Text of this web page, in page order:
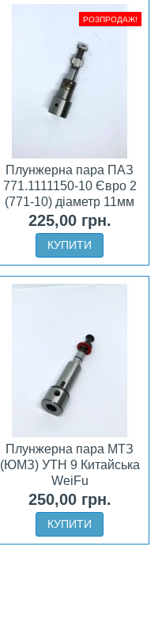
РОЗПРОДАЖ!
Плунжерна пара ПАЗ
771.1111150-10 Євро 2
(771-10) діаметр 11мм
225,00 грн.
КУПИТИ
Плунжерна пара МТЗ
(ЮМЗ) УТН 9 Китайська
WeiFu
250,00 грн.
КУПИТИ